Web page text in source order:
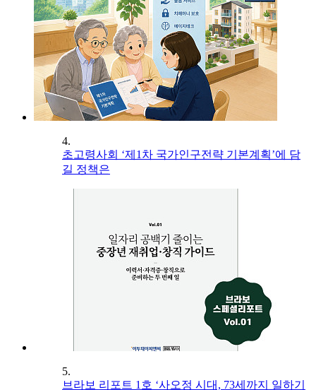
4.
초고령사회 ‘제1차 국가인구전략 기본계획’에 담
길 정책은
5.
브라보 리포트 1호 ‘사오정 시대, 73세까지 일하기